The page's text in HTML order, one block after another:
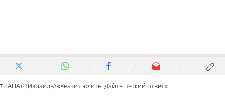
7 КАНАЛ Израиль «Хватит юлить. Дайте четкий ответ»